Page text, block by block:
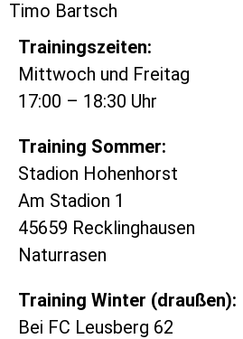
Timo Bartsch
Trainingszeiten:
Mittwoch und Freitag
17:00 – 18:30 Uhr
Training Sommer:
Stadion Hohenhorst
Am Stadion 1
45659 Recklinghausen
Naturrasen
Training Winter (draußen):
Bei FC Leusberg 62